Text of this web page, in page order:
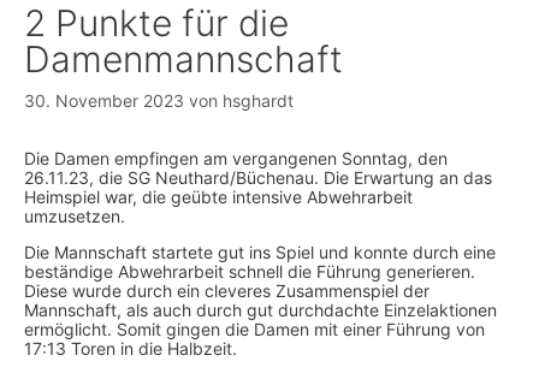
2 Punkte für die
Damenmannschaft
30. November 2023 von hsghardt
Die Damen empfingen am vergangenen Sonntag, den
26.11.23, die SG Neuthard/Büchenau. Die Erwartung an das
Heimspiel war, die geübte intensive Abwehrarbeit
umzusetzen.
Die Mannschaft startete gut ins Spiel und konnte durch eine
beständige Abwehrarbeit schnell die Führung generieren.
Diese wurde durch ein cleveres Zusammenspiel der
Mannschaft, als auch durch gut durchdachte Einzelaktionen
ermöglicht. Somit gingen die Damen mit einer Führung von
17:13 Toren in die Halbzeit.